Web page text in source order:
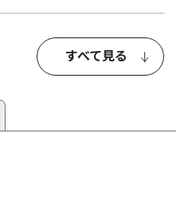
すべて見る